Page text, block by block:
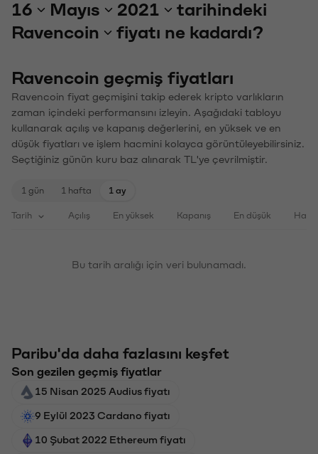
16 Mayıs 2021
tarihindeki
Ravencoin
fiyatı ne kadardı?
Ravencoin geçmiş fiyatları
Ravencoin fiyat geçmişini takip ederek kripto varlıkların
zaman içindeki performansını izleyin. Aşağıdaki tabloyu
kullanarak açılış ve kapanış değerlerini, en yüksek ve en
düşük fiyatları ve işlem hacmini kolayca görüntüleyebilirsiniz.
Seçtiğiniz günün kuru baz alınarak TL'ye çevrilmiştir.
1 gün 1 hafta 1 ay
Tarih Açılış En yüksek Kapanış En düşük
Bu tarih aralığı için veri bulunamadı.
Paribu'da daha fazlasını keşfet
Son gezilen geçmiş fiyatlar
15 Nisan 2025 Audius fiyatı
9 Eylül 2023 Cardano fiyatı
10 Şubat 2022 Ethereum fiyatı